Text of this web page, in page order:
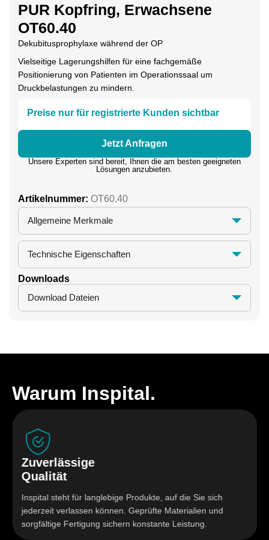
PUR Kopfring, Erwachsene
OT60.40
Dekubitusprophylaxe während der OP
Vielseitige Lagerungshilfen für eine fachgemäße
Positionierung von Patienten im Operationssaal um
Druckbelastungen zu mindern.
Preise nur für registrierte Kunden sichtbar
Jetzt Anfragen
Unsere Experten sind bereit, Ihnen die am besten geeigneten
Lösungen anzubieten.
Artikelnummer: OT60.40
Allgemeine Merkmale
Technische Eigenschaften
Downloads
Download Dateien
Warum Inspital.
Zuverlässige
Qualität
Inspital steht für langlebige Produkte, auf die Sie sich
jederzeit verlassen können. Geprüfte Materialien und
sorgfältige Fertigung sichern konstante Leistung.